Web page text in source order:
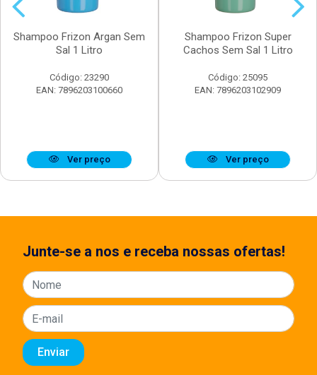
Shampoo Frizon Argan Sem
Sal 1 Litro
Código: 23290
EAN: 7896203100660
Ver preço
Shampoo Frizon Super
Cachos Sem Sal 1 Litro
Código: 25095
EAN: 7896203102909
Ver preço
Junte-se a nos e receba nossas ofertas!